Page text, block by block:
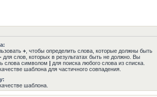
+ , чтобы определить слова, которые должны быть
- для слов, которых в результатах быть не должно. Вы
слова символом | для поиска любого слова из списка.
шаблона для частичного совпадения.
шаблона.